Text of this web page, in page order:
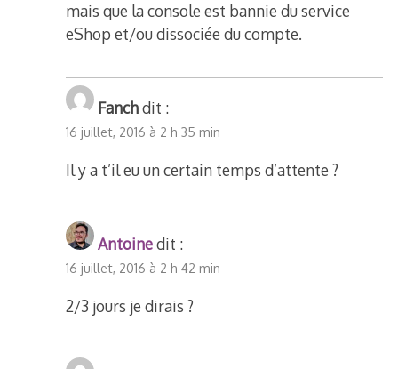
mais que la console est bannie du service
eShop et/ou dissociée du compte.
Fanchdit :
16 juillet, 2016 à 2 h 35 min
Il y a t’il eu un certain temps d’attente ?
Antoinedit :
16 juillet, 2016 à 2 h 42 min
2/3 jours je dirais ?